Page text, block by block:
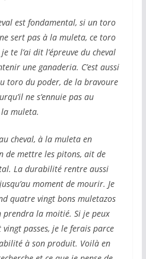
est fondamental, si un toro
sert pas à la muleta, ce toro
te l’ai dit l’épreuve du cheval
une ganaderia. C’est aussi
toro du poder, de la bravoure
ne s’ennuie pas au
muleta.
cheval, à la muleta en
de mettre les pitons, ait de
La durabilité rentre aussi
moment de mourir. Je
quatre vingt bons muletazos
la moitié. Si je peux
passes, je le ferais parce
à son produit. Voilà en